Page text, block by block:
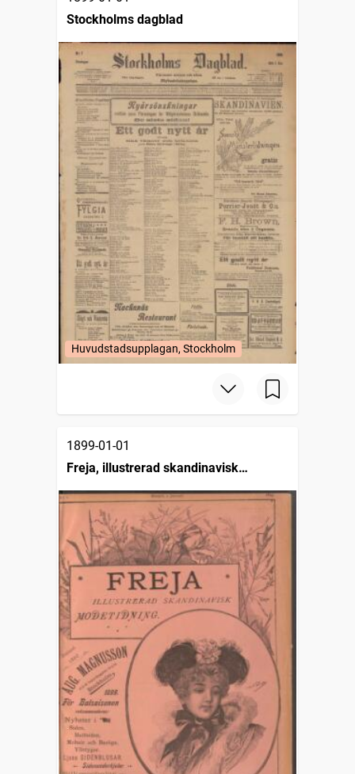
Stockholms dagblad
Huvudstadsupplagan, Stockholm
1899-01-01
Freja, illustrerad skandinavisk